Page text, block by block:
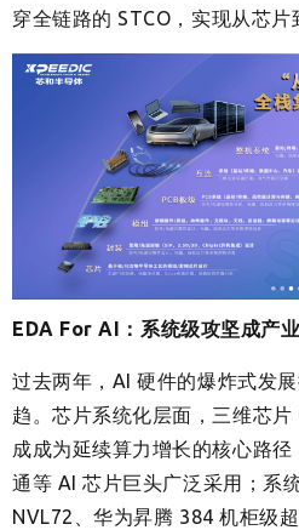
穿全链路的 STCO，实现从芯片
EDA For AI：系统级攻坚成产
过去两年，AI 硬件的爆炸式发
趋。芯片系统化层面，三维芯
成成为延续算力增长的核心路
通等 AI 芯片巨头广泛采用；系
NVL72、华为昇腾 384 机柜级